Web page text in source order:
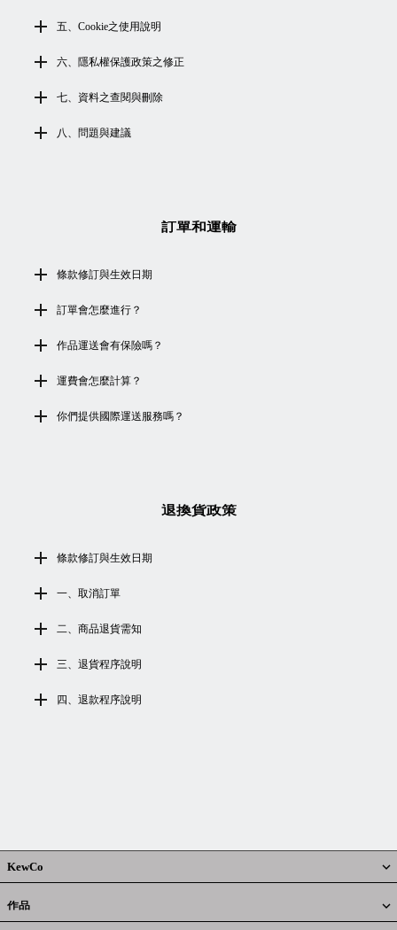
五、Cookie之使用說明
六、隱私權保護政策之修正
七、資料之查閱與刪除
八、問題與建議
訂單和運輸
條款修訂與生效日期
訂單會怎麼進行？
作品運送會有保險嗎？
運費會怎麼計算？
你們提供國際運送服務嗎？
退換貨政策
條款修訂與生效日期
一、取消訂單
二、商品退貨需知
三、退貨程序說明
四、退款程序說明
KewCo
作品